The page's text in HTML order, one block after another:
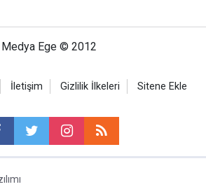
Medya Ege © 2012
İletişim Gizlilik İlkeleri Sitene Ekle